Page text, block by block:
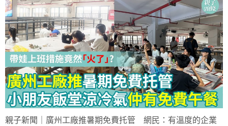
親子新聞｜廣州工廠推暑期免費托管 網民：有溫度的企業